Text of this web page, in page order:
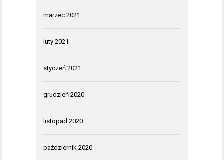
marzec 2021
luty 2021
styczeń 2021
grudzień 2020
listopad 2020
październik 2020